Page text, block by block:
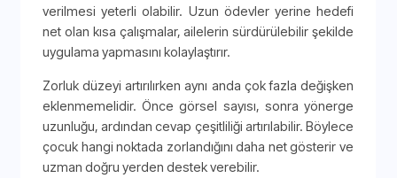
verilmesi yeterli olabilir. Uzun ödevler yerine hedefi
net olan kısa çalışmalar, ailelerin sürdürülebilir şekilde
uygulama yapmasını kolaylaştırır.
Zorluk düzeyi artırılırken aynı anda çok fazla değişken
eklenmemelidir. Önce görsel sayısı, sonra yönerge
uzunluğu, ardından cevap çeşitliliği artırılabilir. Böylece
çocuk hangi noktada zorlandığını daha net gösterir ve
uzman doğru yerden destek verebilir.